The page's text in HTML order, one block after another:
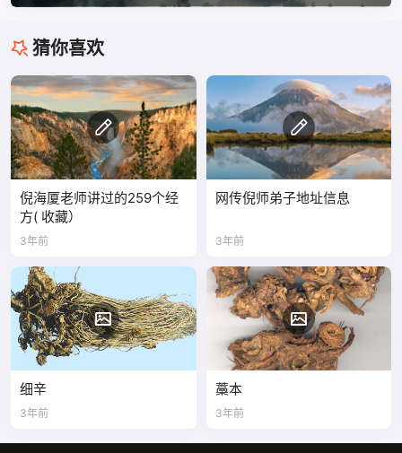
猜你喜欢
倪海厦老师讲过的259个经
方( 收藏）
3年前
网传倪师弟子地址信息
3年前
细辛
3年前
藁本
3年前